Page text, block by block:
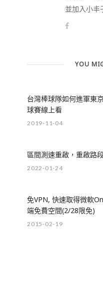
並加入小丰
YOU
台灣棒球隊如何進軍東
球賽線上看
2019-11-04
區間測速重啟，重啟路
2022-01-24
免VPN, 快速取得微軟
端免費空間(2/28限免)
2015-02-19